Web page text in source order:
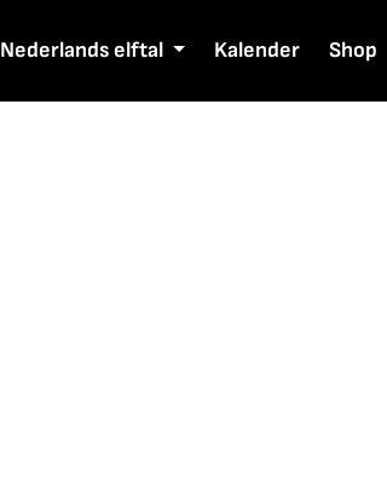
Nederlands elftal Kalender Shop